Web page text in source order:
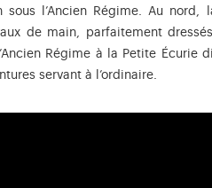
l’Ancien Régime. Au nord,
de main, parfaitement
Régime à la Petite
servant à l’ordinaire.